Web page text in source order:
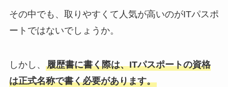
その中でも、取りやすくて人気が高いのがITパスポ
ートではないでしょうか。
しかし、 履歴書に書く際は、ITパスポートの資格
は正式名称で書く必要があります。